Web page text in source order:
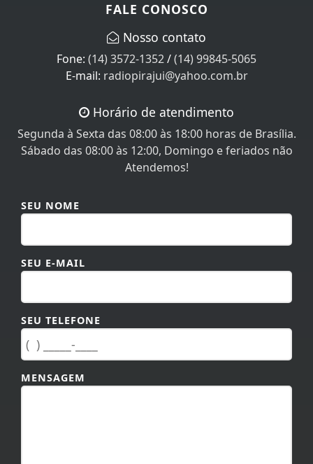
(14) 3572-1352/(14) 99845-5065
E-mail:radiopirajui@yahoo.com.br
Segunda à Sexta das 08:00 às 18:00 horas de Brasília.
Sábado das 08:00 às 12:00, Domingo e feriados não
Atendemos!
SEU E-MAIL
SEU TELEFONE
MENSAGEM